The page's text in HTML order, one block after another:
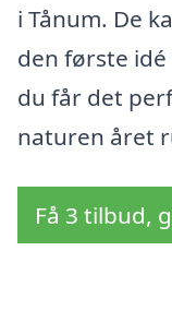
i Tånum. De
den første
du får det
naturen året
Få 3 tilbud,